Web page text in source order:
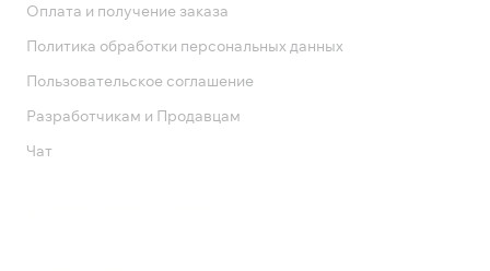
Оплата и получение заказа
Политика обработки персональных данных
Пользовательское соглашение
Разработчикам и Продавцам
Чат